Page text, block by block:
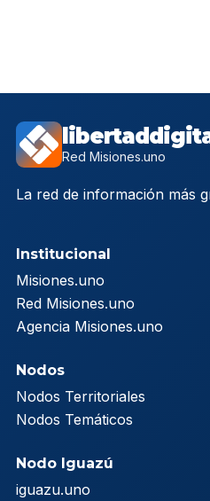
Red Misiones.uno
La red de información más
Institucional
Misiones.uno
Red Misiones.uno
Agencia Misiones.uno
Nodos
Nodos Territoriales
Nodos Temáticos
Nodo Iguazú
iguazu.uno